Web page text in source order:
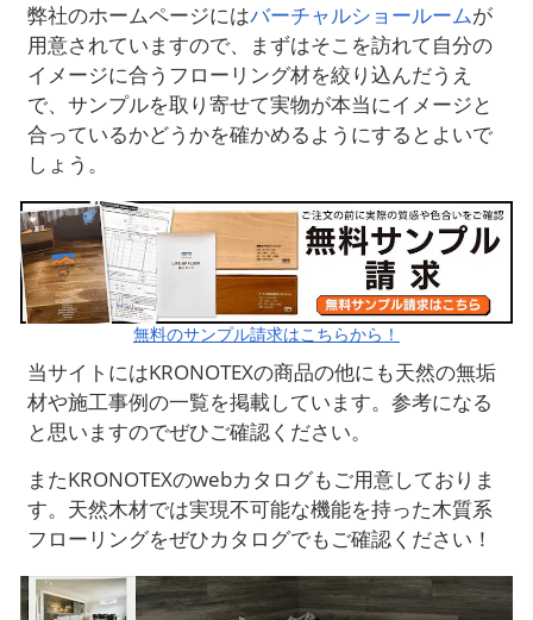
弊社のホームページにはバーチャルショールームが
用意されていますので、まずはそこを訪れて自分の
イメージに合うフローリング材を絞り込んだうえ
で、サンプルを取り寄せて実物が本当にイメージと
合っているかどうかを確かめるようにするとよいで
しょう。
無料のサンプル請求はこちらから！
当サイトにはKRONOTEXの商品の他にも天然の無垢
材や施工事例の一覧を掲載しています。参考になる
と思いますのでぜひご確認ください。
またKRONOTEXのwebカタログもご用意しておりま
す。天然木材では実現不可能な機能を持った木質系
フローリングをぜひカタログでもご確認ください！